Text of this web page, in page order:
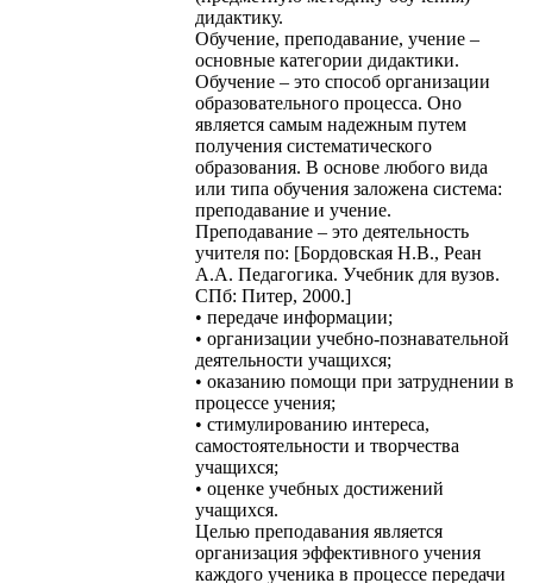
дидактику.
Обучение, преподавание, учение –
основные категории дидактики.
Обучение – это способ организации
образовательного процесса. Оно
является самым надежным путем
получения систематического
образования. В основе любого вида
или типа обучения заложена система:
преподавание и учение.
Преподавание – это деятельность
учителя по: [Бордовская Н.В., Реан
А.А. Педагогика. Учебник для вузов.
СПб: Питер, 2000.]
• передаче информации;
• организации учебно-познавательной
деятельности учащихся;
• оказанию помощи при затруднении в
процессе учения;
• стимулированию интереса,
самостоятельности и творчества
учащихся;
• оценке учебных достижений
учащихся.
Целью преподавания является
организация эффективного учения
каждого ученика в процессе передачи